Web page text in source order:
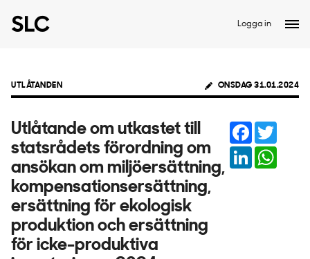
Logga in
UTLÅTANDEN ONSDAG 31.01.2024
Utlåtande om utkastet till
statsrådets förordning om
ansökan om miljöersättning,
kompensationsersättning,
ersättning för ekologisk
produktion och ersättning
för icke-produktiva
Facebook
LinkedIn